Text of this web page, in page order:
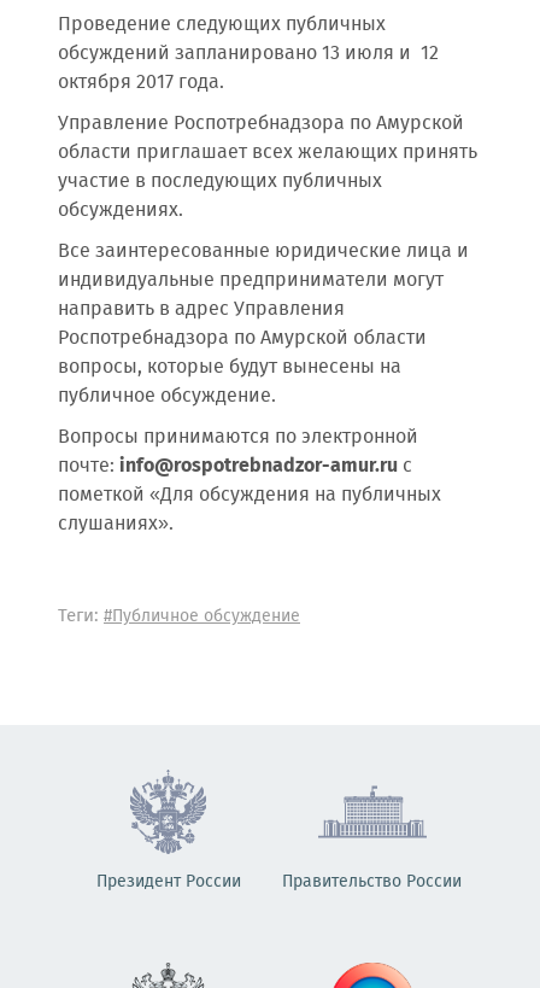
Проведение следующих публичных
обсуждений запланировано 13 июля и 12
октября 2017 года.
Управление Роспотребнадзора по Амурской
области приглашает всех желающих принять
участие в последующих публичных
обсуждениях.
Все заинтересованные юридические лица и
индивидуальные предприниматели могут
направить в адрес Управления
Роспотребнадзора по Амурской области
вопросы, которые будут вынесены на
публичное обсуждение.
Вопросы принимаются по электронной
почте: info@rospotrebnadzor-amur.ru с
пометкой «Для обсуждения на публичных
слушаниях».
Теги: #Публичное обсуждение
Президент России Правительство России